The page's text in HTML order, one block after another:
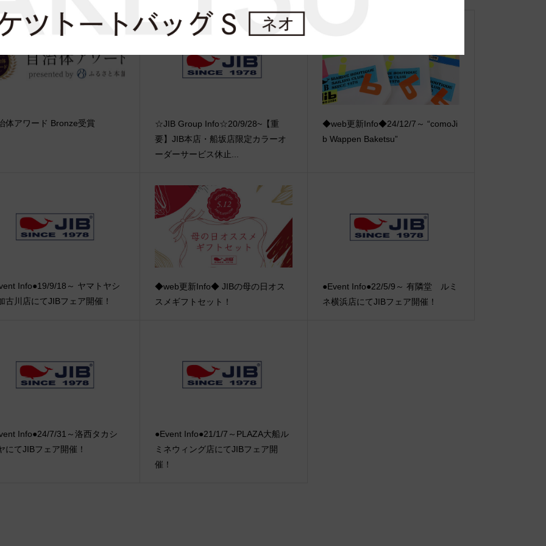
体アワード Bronze受賞
☆JIB Group Info☆20/9/28~【重
要】JIB本店・船坂店限定カラーオ
ーダーサービス休止...
◆web更新Info◆24/12/7～ “comoJi
b Wappen Baketsu”
Info●19/9/18～ ヤマトヤシ
古川店にてJIBフェア開催！
◆web更新Info◆ JIBの母の日オス
スメギフトセット！
●Event Info●22/5/9～ 有隣堂 ルミ
ネ横浜店にてJIBフェア開催！
Info●24/7/31～洛西タカシ
にてJIBフェア開催！
●Event Info●21/1/7～PLAZA大船ル
ミネウィング店にてJIBフェア開
催！